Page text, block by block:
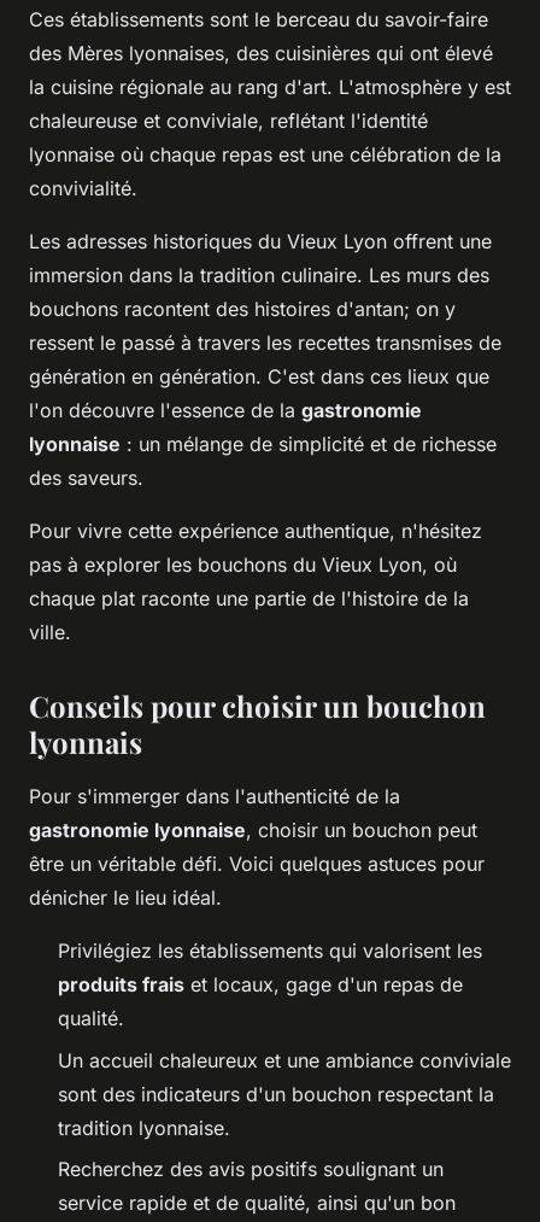
Ces établissements sont le berceau du savoir-faire
des Mères lyonnaises, des cuisinières qui ont élevé
la cuisine régionale au rang d'art. L'atmosphère y est
chaleureuse et conviviale, reflétant l'identité
lyonnaise où chaque repas est une célébration de la
convivialité.
Les adresses historiques du Vieux Lyon offrent une
immersion dans la tradition culinaire. Les murs des
bouchons racontent des histoires d'antan; on y
ressent le passé à travers les recettes transmises de
génération en génération. C'est dans ces lieux que
l'on découvre l'essence de la gastronomie
lyonnaise : un mélange de simplicité et de richesse
des saveurs.
Pour vivre cette expérience authentique, n'hésitez
pas à explorer les bouchons du Vieux Lyon, où
chaque plat raconte une partie de l'histoire de la
ville.
Conseils pour choisir un bouchon
lyonnais
Pour s'immerger dans l'authenticité de la
gastronomie lyonnaise, choisir un bouchon peut
être un véritable défi. Voici quelques astuces pour
dénicher le lieu idéal.
Privilégiez les établissements qui valorisent les
produits frais et locaux, gage d'un repas de
qualité.
Un accueil chaleureux et une ambiance conviviale
sont des indicateurs d'un bouchon respectant la
tradition lyonnaise.
Recherchez des avis positifs soulignant un
service rapide et de qualité, ainsi qu'un bon